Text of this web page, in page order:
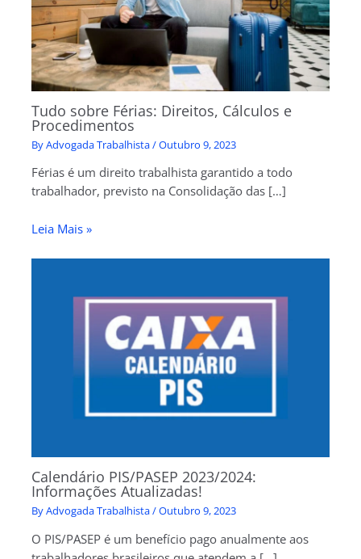
Tudo sobre Férias: Direitos, Cálculos e
Procedimentos
ByAdvogada Trabalhista/Outubro 9, 2023
Férias é um direito trabalhista garantido a todo
trabalhador, previsto na Consolidação das […]
Leia Mais »
Calendário PIS/PASEP 2023/2024:
Informações Atualizadas!
ByAdvogada Trabalhista/Outubro 9, 2023
O PIS/PASEP é um benefício pago anualmente aos